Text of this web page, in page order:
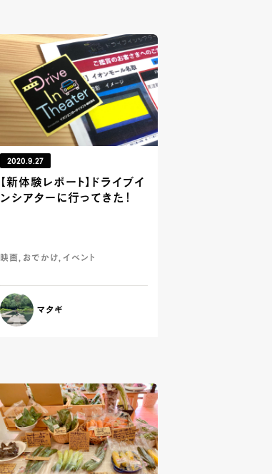
2020.9.27
【新体験レポート】ドライブイ
ンシアターに行ってきた！
映画, おでかけ, イベント
マタギ